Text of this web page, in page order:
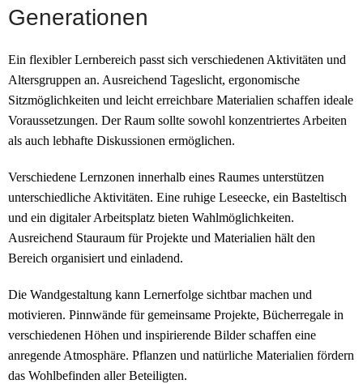
Generationen
Ein flexibler Lernbereich passt sich verschiedenen Aktivitäten und
Altersgruppen an. Ausreichend Tageslicht, ergonomische
Sitzmöglichkeiten und leicht erreichbare Materialien schaffen ideale
Voraussetzungen. Der Raum sollte sowohl konzentriertes Arbeiten
als auch lebhafte Diskussionen ermöglichen.
Verschiedene Lernzonen innerhalb eines Raumes unterstützen
unterschiedliche Aktivitäten. Eine ruhige Leseecke, ein Basteltisch
und ein digitaler Arbeitsplatz bieten Wahlmöglichkeiten.
Ausreichend Stauraum für Projekte und Materialien hält den
Bereich organisiert und einladend.
Die Wandgestaltung kann Lernerfolge sichtbar machen und
motivieren. Pinnwände für gemeinsame Projekte, Bücherregale in
verschiedenen Höhen und inspirierende Bilder schaffen eine
anregende Atmosphäre. Pflanzen und natürliche Materialien fördern
das Wohlbefinden aller Beteiligten.